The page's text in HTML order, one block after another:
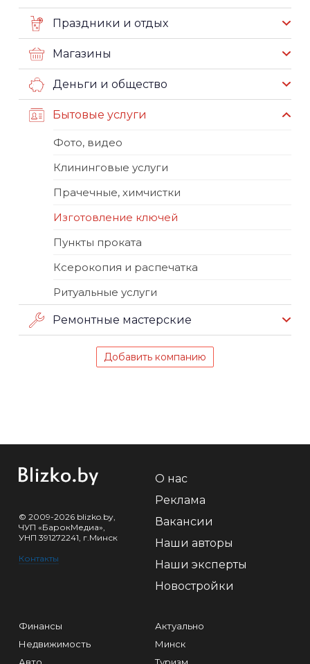
Праздники и отдых
Магазины
Деньги и общество
Бытовые услуги
Фото, видео
Клининговые услуги
Прачечные, химчистки
Изготовление ключей
Пункты проката
Ксерокопия и распечатка
Ритуальные услуги
Ремонтные мастерские
Добавить компанию
© 2009-2026 blizko.by,
ЧУП «БарокМедиа»,
УНП 391272241, г.Минск
Контакты
О нас
Реклама
Вакансии
Наши авторы
Наши эксперты
Новостройки
Финансы
Недвижимость
Актуально
Минск